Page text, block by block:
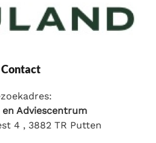
Contact
en Adviescentrum
4 , 3882 TR Putten